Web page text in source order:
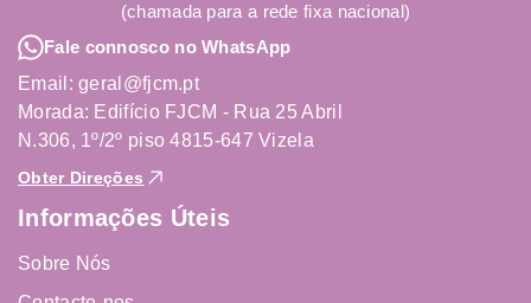
(chamada para a rede fixa nacional)
Fale connosco no WhatsApp
Email: geral@fjcm.pt
Morada: Edifício FJCM - Rua 25 Abril
N.306, 1º/2º piso 4815-647 Vizela
Obter Direções
Informações Úteis
Sobre Nós